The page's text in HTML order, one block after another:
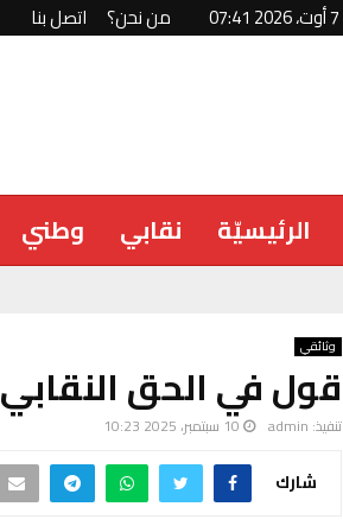
7 أوت، 2026 07:41 من نحن؟ اتصل بنا
الرئيسيّة نقابي وطني
وثائقي
قول في الحق النقابي
تنفيذ: admin 10 سبتمبر، 2025 10:23
شارك